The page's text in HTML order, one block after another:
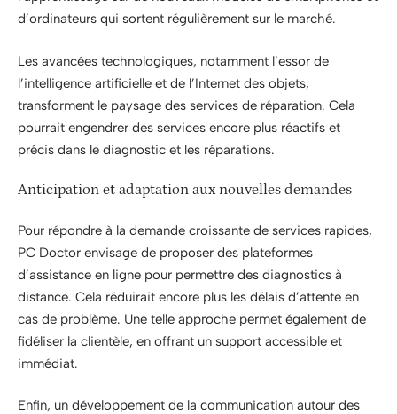
d’ordinateurs qui sortent régulièrement sur le marché.
Les avancées technologiques, notamment l’essor de
l’intelligence artificielle et de l’Internet des objets,
transforment le paysage des services de réparation. Cela
pourrait engendrer des services encore plus réactifs et
précis dans le diagnostic et les réparations.
Anticipation et adaptation aux nouvelles demandes
Pour répondre à la demande croissante de services rapides,
PC Doctor envisage de proposer des plateformes
d’assistance en ligne pour permettre des diagnostics à
distance. Cela réduirait encore plus les délais d’attente en
cas de problème. Une telle approche permet également de
fidéliser la clientèle, en offrant un support accessible et
immédiat.
Enfin, un développement de la communication autour des